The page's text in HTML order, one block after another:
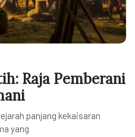
Raja Pemberani
panjang kekaisaran
yang